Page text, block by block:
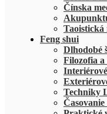
Čínska
Feng shui
Dlhodobé
Filozofia a
Techniky